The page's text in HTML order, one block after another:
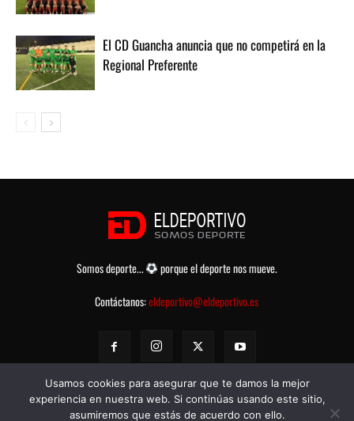
El CD Guancha anuncia que no competirá en la
Regional Preferente
Somos deporte...
porque el deporte nos mueve.
Contáctanos:eldeportivo@eldeportivo.es
Usamos cookies para asegurar que te damos la mejor
experiencia en nuestra web. Si continúas usando este sitio,
asumiremos que estás de acuerdo con ello.